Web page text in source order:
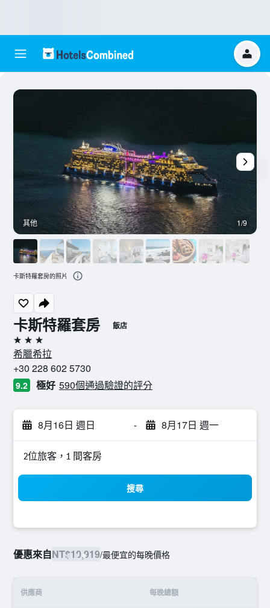
卡斯特羅套房 飯店
3星級
希臘希拉
+30 228 602 5730
9.2 極好 590個通過驗證的評分
8月16日 週日 - 8月17日 週一
2位旅客，1 間客房
搜尋
優惠來自NT$10,919/最便宜的每晚價格
供應商 每晚總額
其他 1/9
卡斯特羅套房的照片